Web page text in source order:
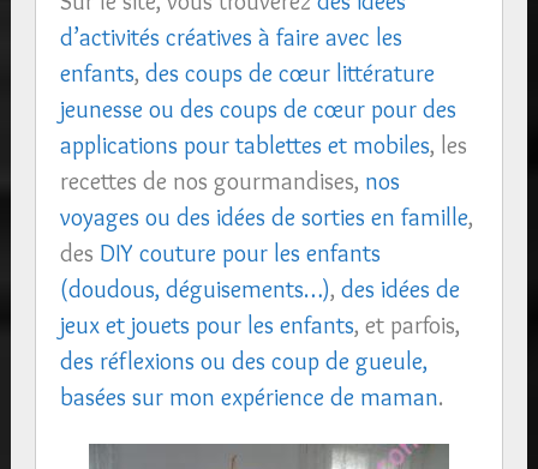
d’activités créatives à faire avec les
enfants, des coups de cœur littérature
jeunesse ou des coups de cœur pour des
applications pour tablettes et mobiles, les
recettes de nos gourmandises, nos
voyages ou des idées de sorties en famille,
des DIY couture pour les enfants
(doudous, déguisements…), des idées de
jeux et jouets pour les enfants, et parfois,
des réflexions ou des coup de gueule,
basées sur mon expérience de maman.